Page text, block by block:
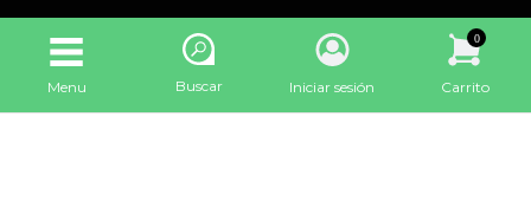
Menu Buscar Iniciar sesión
0
Carrito